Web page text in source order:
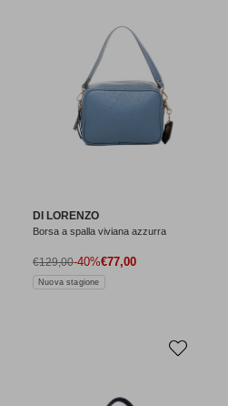
DI LORENZO
Borsa a spalla viviana azzurra
Prezzo di vendita
€77,00
Prezzo normale
€129,00-40%
Nuova stagione